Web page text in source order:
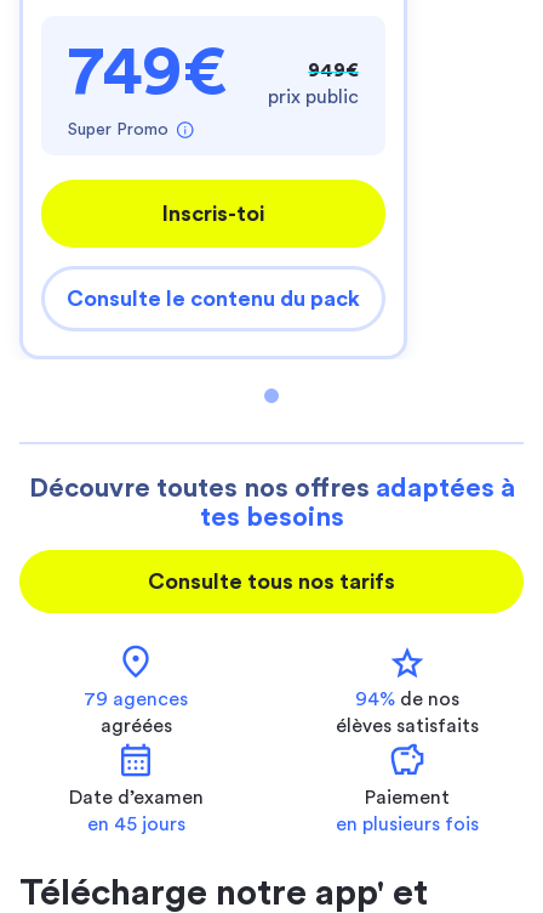
749€
Super Promo
949€
prix public
Inscris-toi
Consulte le contenu du pack
Découvre toutes nos offres adaptées à
tes besoins
Consulte tous nos tarifs
location_on
79 agences
agréées
star
94% de nos
élèves satisfaits
calendar_month
Date d’examen
en 45 jours
savings
Paiement
en plusieurs fois
Télécharge notre app' et